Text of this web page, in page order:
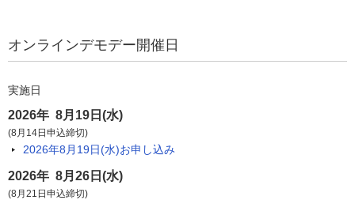
オンラインデモデー開催日
実施日
2026年 8月19日(水)
(8月14日申込締切)
2026年8月19日(水)お申し込み
2026年 8月26日(水)
(8月21日申込締切)